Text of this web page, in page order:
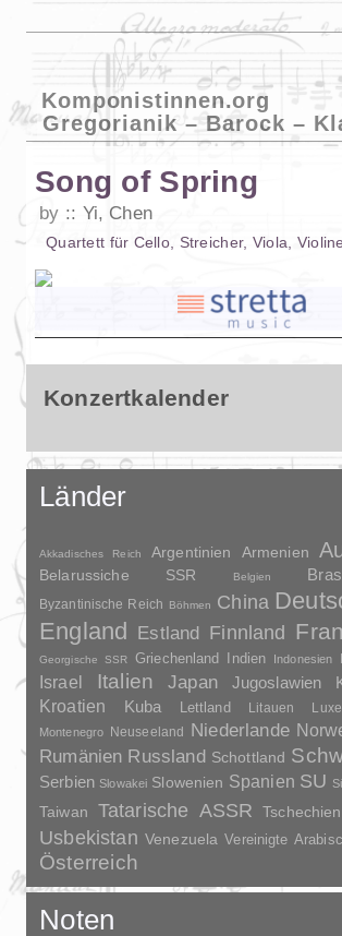
Komponistinnen.org
Gregorianik – Barock –
Song of Spring
by Yi, Chen
Quartett für Cello Streicher, Viola Violine
Konzertkalender
Länder
Akkadisches Reich Argentinien Armenien
Belarussiche SSR Belgien
Byzantinische Reich Böhmen China
England Estland Finnland
Georgische SSR
Griechenland Indien Indonesien
Israel
Italien Japan Jugoslawien
Kroatien Kuba Lettland Litauen
Montenegro Neuseeland Niederlande
Rumänien Russland Schottland
Serbien Slowakei Slowenien Spanien SU
Taiwan Tatarische ASSR Tschechien
Usbekistan Venezuela Vereinigte
Österreich
Noten